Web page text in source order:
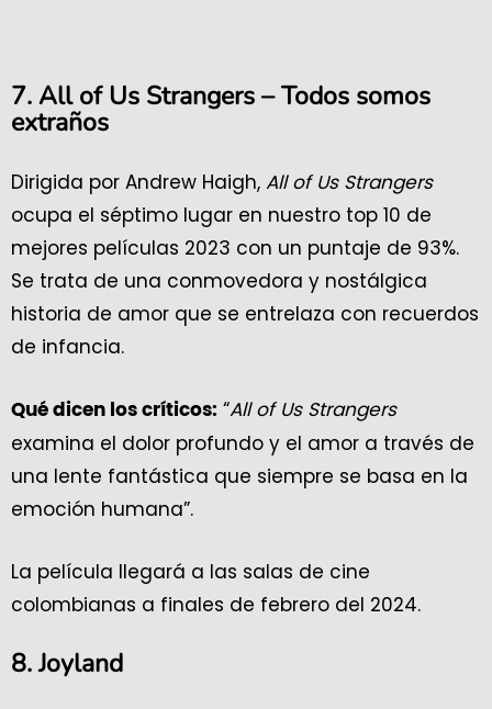
7. All of Us Strangers – Todos somos
extraños
Dirigida por Andrew Haigh, All of Us Strangers
ocupa el séptimo lugar en nuestro top 10 de
mejores películas 2023 con un puntaje de 93%.
Se trata de una conmovedora y nostálgica
historia de amor que se entrelaza con recuerdos
de infancia.
Qué dicen los críticos: “All of Us Strangers
examina el dolor profundo y el amor a través de
una lente fantástica que siempre se basa en la
emoción humana”.
La película llegará a las salas de cine
colombianas a finales de febrero del 2024.
8. Joyland